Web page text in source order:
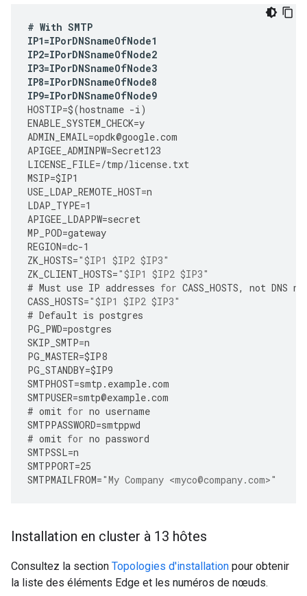
# With SMTP
IP1=IPorDNSnameOfNode1
IP2=IPorDNSnameOfNode2
IP3=IPorDNSnameOfNode3
IP8=IPorDNSnameOfNode8
IP9=IPorDNSnameOfNode9
HOSTIP=$(hostname -i)
ENABLE_SYSTEM_CHECK=y
ADMIN_EMAIL=opdk@google.com
APIGEE_ADMINPW=Secret123
LICENSE_FILE=/tmp/license.txt
MSIP=$IP1
USE_LDAP_REMOTE_HOST=n
LDAP_TYPE=1
APIGEE_LDAPPW=secret
MP_POD=gateway
REGION=dc-1
ZK_HOSTS="$IP1 $IP2 $IP3"
ZK_CLIENT_HOSTS="$IP1 $IP2 $IP3"
# Must use IP addresses for CASS_HOSTS, not DNS
CASS_HOSTS="$IP1 $IP2 $IP3"
# Default is postgres
PG_PWD=postgres
SKIP_SMTP=n
PG_MASTER=$IP8
PG_STANDBY=$IP9
SMTPHOST=smtp . example.com
SMTPUSER=smtp@example.com
# omit for no username
SMTPPASSWORD=smtppwd
# omit for no password
SMTPSSL=n
SMTPPORT=25
SMTPMAILFROM="My Company <myco@company.com>"
Installation en cluster à 13 hôtes
Consultez la section Topologies d'installation pour obtenir
la liste des éléments Edge et les numéros de nœuds.